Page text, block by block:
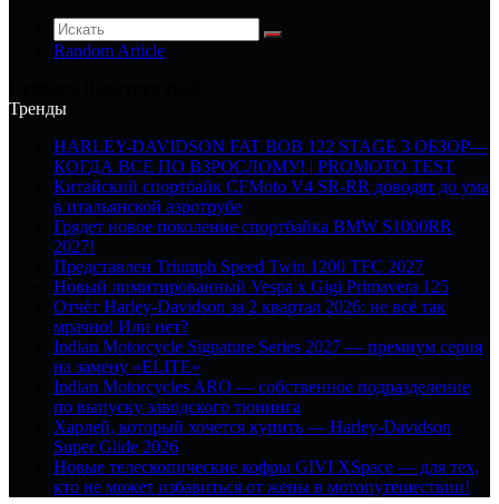
Random Article
Тренды
HARLEY-DAVIDSON FAT BOB 122 STAGE 3 ОБЗОР—
КОГДА ВСЕ ПО ВЗРОСЛОМУ! | PROMOTO TEST
Китайский спортбайк CFMoto V4 SR-RR доводят до ума
в итальянской аэротрубе
Грядет новое поколение спортбайка BMW S1000RR
2027!
Представлен Triumph Speed Twin 1200 TFC 2027
Новый лимитированный Vespa x Gigi Primavera 125
Отчёт Harley-Davidson за 2 квартал 2026: не всё так
мрачно! Или нет?
Indian Motorcycle Signature Series 2027 — премиум серия
на замену «ELITE»
Indian Motorcycles ARO — собственное подразделение
по выпуску заводского тюнинга
Харлей, который хочется купить — Harley-Davidson
Super Glide 2026
Новые телескопические кофры GIVI XSpace — для тех,
кто не может избавиться от жены в мотопутешествии!